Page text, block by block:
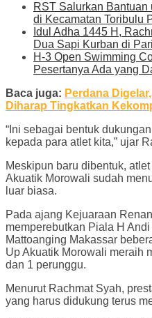
RST Salurkan
di Kecamatan Toribulu
Idul Adha 1445 H,
Dua Sapi Kurban di
H-3 Open Swimming
Pesertanya Ada yang
Baca juga: Perdana
Diharap Tingkatkan
“Ini sebagai bentuk
kepada para atlet kita,” ujar
Meskipun baru dibentuk,
Akuatik Morowali sudah
luar biasa.
Pada ajang Kejuaraan
memperebutkan Piala H
Mattoanging Makassar
Up Akuatik Morowali meraih
dan 1 perunggu.
Menurut Rachmat Syah,
yang harus didukung terus